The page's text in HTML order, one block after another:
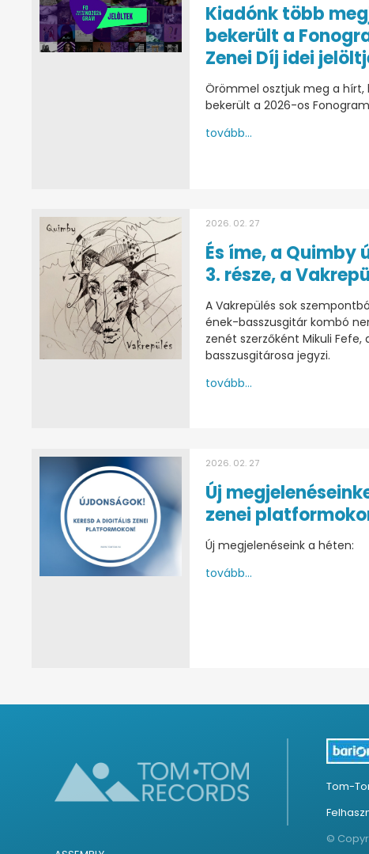
Kiadónk több
bekerült a
Zenei Díj idei
Örömmel osztjuk meg a hírt,
bekerült a 2026-os
tovább...
2026. 02. 27
És íme, a
3. része, a
A Vakrepülés sok
ének-basszusgitár kombó
zenét szerzőként Mikuli Fefe,
basszusgitárosa jegyzi.
tovább...
2026. 02. 27
Új
zenei
Új megjelenéseink a héten:
tovább...
Tom-
©